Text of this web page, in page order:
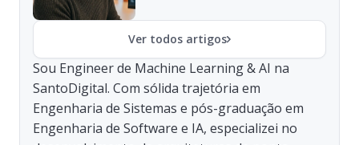
Ver todos artigos
Sou Engineer de Machine Learning & AI na
SantoDigital. Com sólida trajetória em
Engenharia de Sistemas e pós-graduação em
Engenharia de Software e IA, especializei no